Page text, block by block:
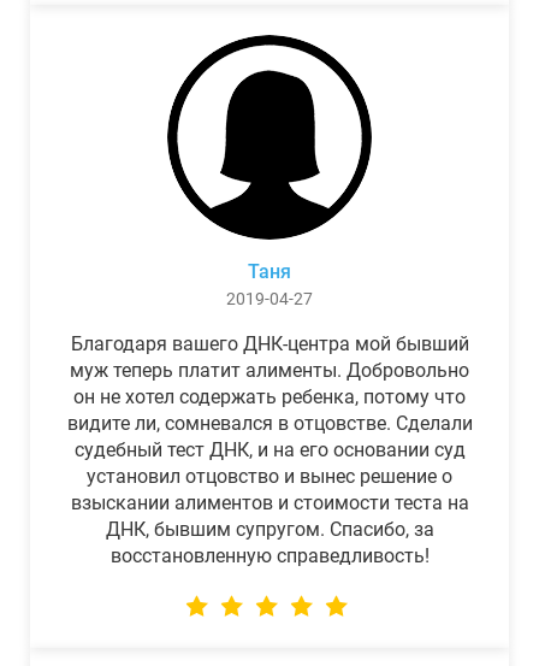
Таня
2019-04-27
Благодаря вашего ДНК-центра мой бывший
муж теперь платит алименты. Добровольно
он не хотел содержать ребенка, потому что
видите ли, сомневался в отцовстве. Сделали
судебный тест ДНК, и на его основании суд
установил отцовство и вынес решение о
взыскании алиментов и стоимости теста на
ДНК, бывшим супругом. Спасибо, за
восстановленную справедливость!